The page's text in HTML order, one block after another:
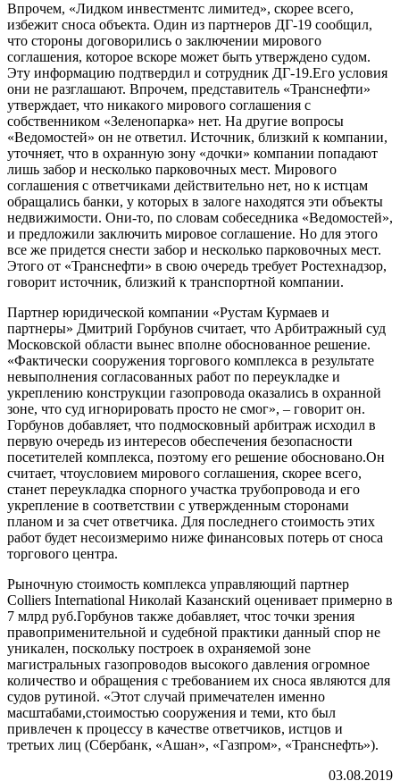
Впрочем, «Лидком инвестментс лимитед», скорее всего,
избежит сноса объекта. Один из партнеров ДГ-19 сообщил,
что стороны договорились о заключении мирового
соглашения, которое вскоре может быть утверждено судом.
Эту информацию подтвердил и сотрудник ДГ-19.Его условия
они не разглашают. Впрочем, представитель «Транснефти»
утверждает, что никакого мирового соглашения с
собственником «Зеленопарка» нет. На другие вопросы
«Ведомостей» он не ответил. Источник, близкий к компании,
уточняет, что в охранную зону «дочки» компании попадают
лишь забор и несколько парковочных мест. Мирового
соглашения с ответчиками действительно нет, но к истцам
обращались банки, у которых в залоге находятся эти объекты
недвижимости. Они-то, по словам собеседника «Ведомостей»,
и предложили заключить мировое соглашение. Но для этого
все же придется снести забор и несколько парковочных мест.
Этого от «Транснефти» в свою очередь требует Ростехнадзор,
говорит источник, близкий к транспортной компании.
Партнер юридической компании «Рустам Курмаев и
партнеры» Дмитрий Горбунов считает, что Арбитражный суд
Московской области вынес вполне обоснованное решение.
«Фактически сооружения торгового комплекса в результате
невыполнения согласованных работ по переукладке и
укреплению конструкции газопровода оказались в охранной
зоне, что суд игнорировать просто не смог», – говорит он.
Горбунов добавляет, что подмосковный арбитраж исходил в
первую очередь из интересов обеспечения безопасности
посетителей комплекса, поэтому его решение обосновано.Он
считает, чтоусловием мирового соглашения, скорее всего,
станет переукладка спорного участка трубопровода и его
укрепление в соответствии с утвержденным сторонами
планом и за счет ответчика. Для последнего стоимость этих
работ будет несоизмеримо ниже финансовых потерь от сноса
торгового центра.
Рыночную стоимость комплекса управляющий партнер
Colliers International Николай Казанский оценивает примерно в
7 млрд руб.Горбунов также добавляет, чтос точки зрения
правоприменительной и судебной практики данный спор не
уникален, поскольку построек в охраняемой зоне
магистральных газопроводов высокого давления огромное
количество и обращения с требованием их сноса являются для
судов рутиной. «Этот случай примечателен именно
масштабами,стоимостью сооружения и теми, кто был
привлечен к процессу в качестве ответчиков, истцов и
третьих лиц (Сбербанк, «Ашан», «Газпром», «Транснефть»).
03.08.2019